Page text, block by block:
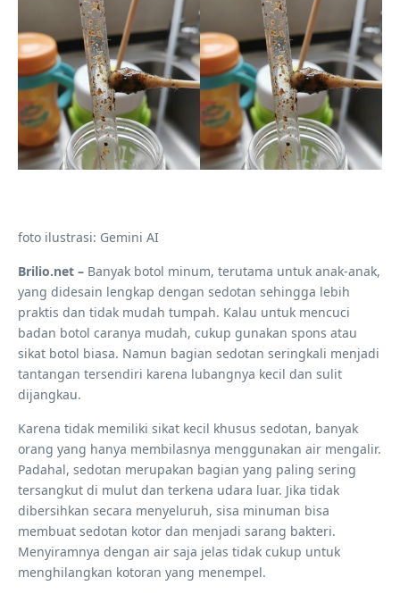
foto ilustrasi: Gemini AI
Brilio.net – Banyak botol minum, terutama untuk anak-anak,
yang didesain lengkap dengan sedotan sehingga lebih
praktis dan tidak mudah tumpah. Kalau untuk mencuci
badan botol caranya mudah, cukup gunakan spons atau
sikat botol biasa. Namun bagian sedotan seringkali menjadi
tantangan tersendiri karena lubangnya kecil dan sulit
dijangkau.
Karena tidak memiliki sikat kecil khusus sedotan, banyak
orang yang hanya membilasnya menggunakan air mengalir.
Padahal, sedotan merupakan bagian yang paling sering
tersangkut di mulut dan terkena udara luar. Jika tidak
dibersihkan secara menyeluruh, sisa minuman bisa
membuat sedotan kotor dan menjadi sarang bakteri.
Menyiramnya dengan air saja jelas tidak cukup untuk
menghilangkan kotoran yang menempel.